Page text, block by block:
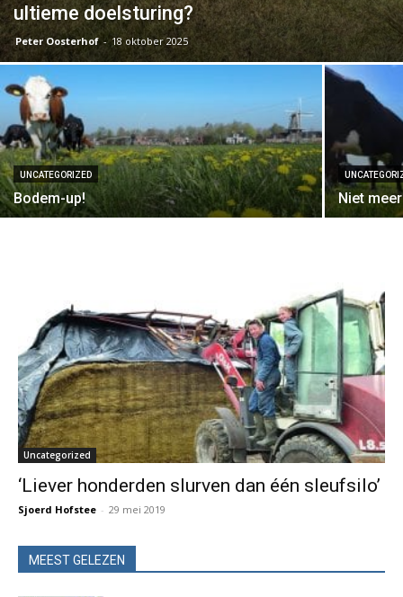
ultieme doelsturing?
Peter Oosterhof - 18 oktober 2025
UNCATEGORIZED
Bodem-up! Niet
Uncategorized
‘Liever honderden slurven dan één sleufsilo’
Sjoerd Hofstee - 29 mei 2019
MEEST GELEZEN